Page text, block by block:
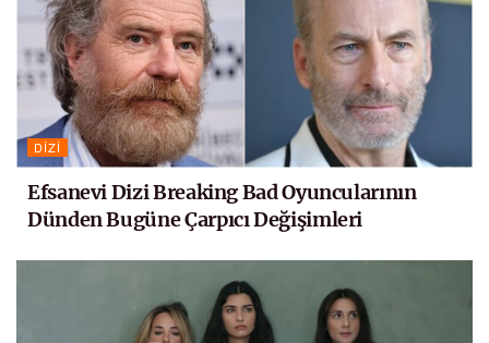
DIZI
Efsanevi Dizi Breaking Bad Oyuncularının
Dünden Bugüne Çarpıcı Değişimleri